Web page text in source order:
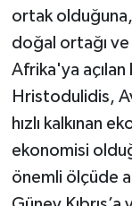
ortak olduğuna,
doğal ortağı
Afrika'ya
Hristodulidis,
hızlı kalkınan
ekonomisi
önemli ölçüde